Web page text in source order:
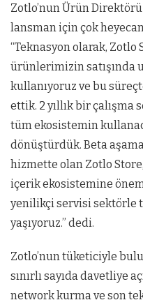
Zotlo’nun Ürün Direktörü
lansman için çok
“Teknasyon olarak, Zotlo
ürünlerimizin satışında
kullanıyoruz ve bu
ettik. 2 yıllık bir çalışma
tüm ekosistemin
dönüştürdük. Beta
hizmette olan Zotlo
içerik ekosistemine
yenilikçi servisi sektörle
yaşıyoruz.” dedi.
Zotlo’nun tüketiciyle
sınırlı sayıda davetliye
network kurma ve son